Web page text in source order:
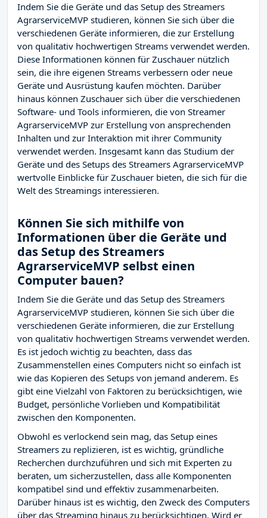
Indem Sie die Geräte und das Setup des Streamers
AgrarserviceMVP studieren, können Sie sich über die
verschiedenen Geräte informieren, die zur Erstellung
von qualitativ hochwertigen Streams verwendet werden.
Diese Informationen können für Zuschauer nützlich
sein, die ihre eigenen Streams verbessern oder neue
Geräte und Ausrüstung kaufen möchten. Darüber
hinaus können Zuschauer sich über die verschiedenen
Software- und Tools informieren, die von Streamer
AgrarserviceMVP zur Erstellung von ansprechenden
Inhalten und zur Interaktion mit ihrer Community
verwendet werden. Insgesamt kann das Studium der
Geräte und des Setups des Streamers AgrarserviceMVP
wertvolle Einblicke für Zuschauer bieten, die sich für die
Welt des Streamings interessieren.
Können Sie sich mithilfe von
Informationen über die Geräte und
das Setup des Streamers
AgrarserviceMVP selbst einen
Computer bauen?
Indem Sie die Geräte und das Setup des Streamers
AgrarserviceMVP studieren, können Sie sich über die
verschiedenen Geräte informieren, die zur Erstellung
von qualitativ hochwertigen Streams verwendet werden.
Es ist jedoch wichtig zu beachten, dass das
Zusammenstellen eines Computers nicht so einfach ist
wie das Kopieren des Setups von jemand anderem. Es
gibt eine Vielzahl von Faktoren zu berücksichtigen, wie
Budget, persönliche Vorlieben und Kompatibilität
zwischen den Komponenten.
Obwohl es verlockend sein mag, das Setup eines
Streamers zu replizieren, ist es wichtig, gründliche
Recherchen durchzuführen und sich mit Experten zu
beraten, um sicherzustellen, dass alle Komponenten
kompatibel sind und effektiv zusammenarbeiten.
Darüber hinaus ist es wichtig, den Zweck des Computers
über das Streaming hinaus zu berücksichtigen. Wird er